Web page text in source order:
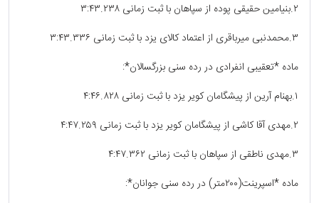
۲.بنیامین حقیقی پوده از سپاهان با ثبت زمانی ۳:۴۳.۲۳۸
۳.محمدنبی میرباقری از اعتماد کالای یزد با ثبت زمانی ۳:۴۳.۳۳۶
ماده *تعقیبی انفرادی در رده سنی بزرگسالان*:
۱.بهنام آرین از پیشگامان کویر یزد با ثبت زمانی ۴:۴۶.۸۲۸
۲.مهدی آقا کاشی از پیشگامان کویر یزد با ثبت زمانی ۴:۴۷.۲۵۹
۳.مهدی ناطقی از سپاهان با ثبت زمانی ۴:۴۷.۳۶۲
ماده *اسپرینت(۲۰۰متر) در رده سنی جوانان*: